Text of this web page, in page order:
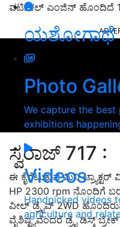
ಯಶೋಗಾಥೆ
Photo
We capture the
exhibitions
Videos
Handpicked videos
agriculture and
ವರ್ಟಿಕಲ್ ಎಂಜಿನ್ ಹೊಂದಿದೆ
ಸ್ವರಾಜ್ 717 :
ಈ ಕೈಗೆಟುಕುವ ಮಿನಿ ಟ್ರ್ಯಾಕ್ಟರ್
HP 2300 rpm ನೊಂದಿಗೆ
ವೀಲ್ ಡ್ರೈವ್ 2WD ಹೊಂದಿರುವ
ವೈಶಿಷ್ಟ್ಯವೆಂದರೆ ಡ್ರೈ ಡಿಸ್ಕ್